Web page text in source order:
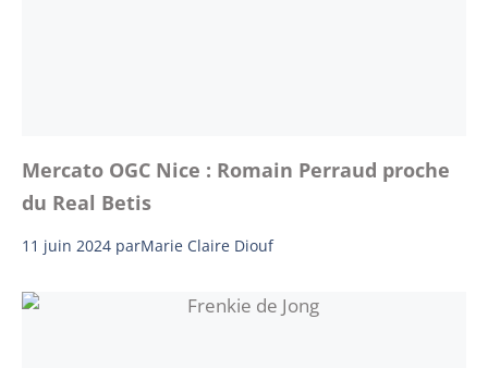
Mercato OGC Nice : Romain Perraud proche
du Real Betis
11 juin 2024 parMarie Claire Diouf